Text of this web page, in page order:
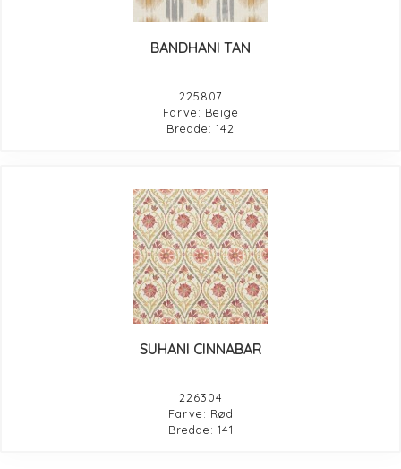
BANDHANI TAN
225807
Farve: Beige
Bredde: 142
SUHANI CINNABAR
226304
Farve: Rød
Bredde: 141